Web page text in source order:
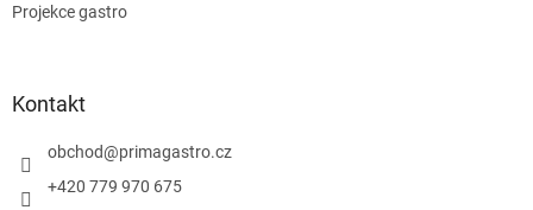
Projekce gastro
Kontakt
obchod@primagastro.cz
+420 779 970 675